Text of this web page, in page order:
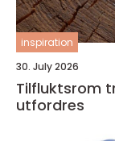
inspiration
30. July 2026
Tilfluktsrom trygghet når samfunnet
utfordres